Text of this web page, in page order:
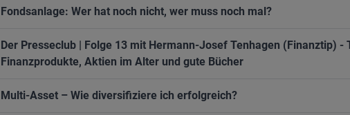
Fondsanlage: Wer hat noch nicht, wer muss noch mal?
Der Presseclub | Folge 13 mit Hermann-Josef Tenhagen (Finanztip) -
Finanzprodukte, Aktien im Alter und gute Bücher
Multi-Asset – Wie diversifiziere ich erfolgreich?